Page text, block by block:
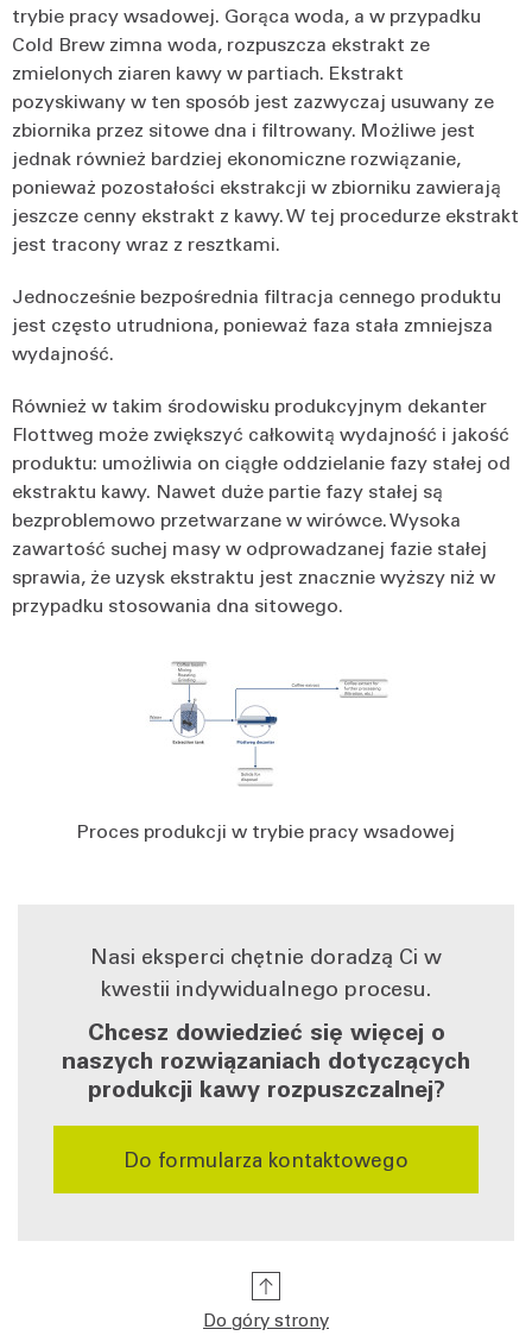
trybie pracy wsadowej. Gorąca woda, a w przypadku
Cold Brew zimna woda, rozpuszcza ekstrakt ze
zmielonych ziaren kawy w partiach. Ekstrakt
pozyskiwany w ten sposób jest zazwyczaj usuwany ze
zbiornika przez sitowe dna i filtrowany. Możliwe jest
jednak również bardziej ekonomiczne rozwiązanie,
ponieważ pozostałości ekstrakcji w zbiorniku zawierają
jeszcze cenny ekstrakt z kawy. W tej procedurze ekstrakt
jest tracony wraz z resztkami.
Jednocześnie bezpośrednia filtracja cennego produktu
jest często utrudniona, ponieważ faza stała zmniejsza
wydajność.
Również w takim środowisku produkcyjnym dekanter
Flottweg może zwiększyć całkowitą wydajność i jakość
produktu: umożliwia on ciągłe oddzielanie fazy stałej od
ekstraktu kawy. Nawet duże partie fazy stałej są
bezproblemowo przetwarzane w wirówce. Wysoka
zawartość suchej masy w odprowadzanej fazie stałej
sprawia, że uzysk ekstraktu jest znacznie wyższy niż w
przypadku stosowania dna sitowego.
Proces produkcji w trybie pracy wsadowej
Nasi eksperci chętnie doradzą Ci w
kwestii indywidualnego procesu.
Chcesz dowiedzieć się więcej o
naszych rozwiązaniach dotyczących
produkcji kawy rozpuszczalnej?
Do formularza kontaktowego
Do góry strony